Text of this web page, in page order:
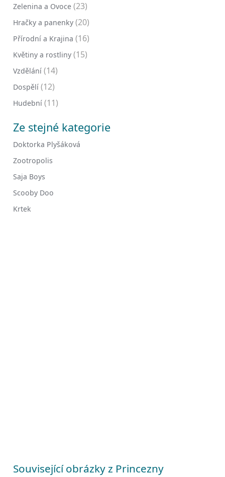
Zelenina a Ovoce (23)
Hračky a panenky (20)
Přírodní a Krajina (16)
Květiny a rostliny (15)
Vzdělání (14)
Dospělí (12)
Hudební (11)
Ze stejné kategorie
Doktorka Plyšáková
Zootropolis
Saja Boys
Scooby Doo
Krtek
Související obrázky z Princezny